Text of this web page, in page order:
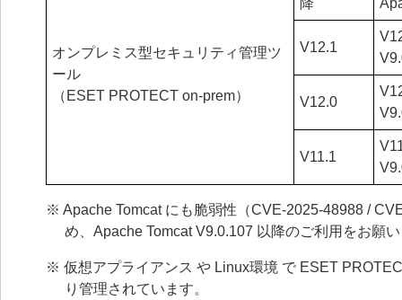
オンプレミス型セキュリティ管理ツ
ール
（ESET PROTECT on-prem）
降
V12.1
V12.0
V11.1
※ Apache Tomcat にも脆弱性（CVE-2025-48988 /
め、Apache Tomcat V9.0.107 以降のご利用をお願
※ 仮想アプライアンス や Linux環境 で ESET
り管理されています。